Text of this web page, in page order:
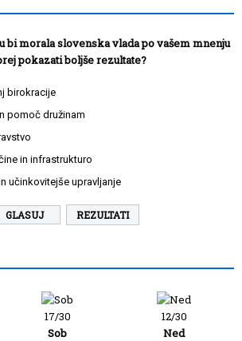
bi morala slovenska vlada po vašem mnenju
pokazati boljše rezultate?
birokracije
pomoč družinam
in infrastrukturo
učinkovitejše upravljanje
REZULTATI
17/30
Sob
12/30
Ned